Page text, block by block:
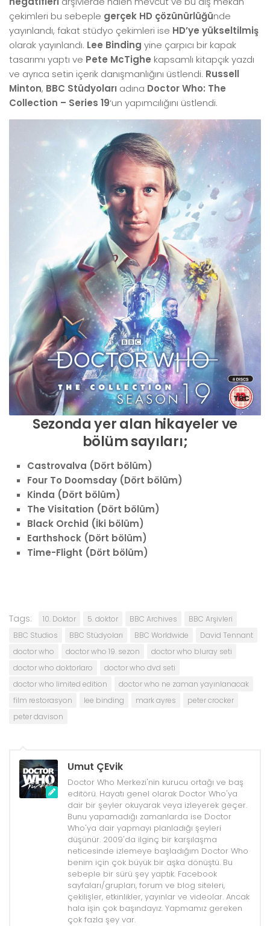
çekimleri bu sebeple gerçek HD çözünürlüğünde
yayınlandı, fakat stüdyo çekimleri ise HD’ye yükseltilmiş
olarak yayınlandı. Lee Binding yine çarpıcı bir kapak
tasarımı yaptı ve Pete McTighe kapsamlı kitapçık yazdı
ve ayrıca setin içerik danışmanlığını üstlendi. Russell
Minton, BBC Stüdyoları adına Doctor Who: The
Collection – Series 19‘un yapımcılığını üstlendi.
Sezonda yer alan hikayeler ve
bölüm sayıları;
Castrovalva (Dört bölüm)
Four To Doomsday (Dört bölüm)
Kinda (Dört bölüm)
The Visitation (Dört bölüm)
Black Orchid (İki bölüm)
Earthshock (Dört bölüm)
Time-Flight (Dört bölüm)
Tags: 10. Doktor 5. doktor BBC Archives
BBC Arşivleri
BBC Studios
BBC Stüdyoları BBC Worldwide
David Tennant
doctor who
doctor who 19. sezon
doctor who bluray seti
doctor who doktorlaro
doctor who dvd seti
doctor who limited edition
doctor who ne zaman yayınlanacak
film restorasyon
lee binding mark ayres
peter crocker
peter davison
Umut ÇEvik
Doctor Who Merkezi'nin kurucu ortağı ve baş
editörü. Hayatı genel olarak Doctor Who'ya
dair bir şeyler okuyarak veya izleyerek geçer.
Bunu yapamadığı zamanlarda ise Doctor
Who'ya dair yapmayı planladığı şeyleri
düşünür. 2009'da ilginç bir karşılaşma
neticesinde izlemeye başladığım Doctor Who
benim için çok büyük bir aşka dönüştü. Bu
sebeple bir sürü şey yaptık. Facebook
sayfaları/grupları, forum ve blog siteleri,
çekilişler, etkinlikler, yayınlar ve videolar. Ancak
hala işin çok başındayız. Yapmamız gereken
çok fazla şey var.